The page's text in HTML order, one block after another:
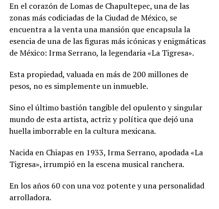
En el corazón de Lomas de Chapultepec, una de las
zonas más codiciadas de la Ciudad de México, se
encuentra a la venta una mansión que encapsula la
esencia de una de las figuras más icónicas y enigmáticas
de México: Irma Serrano, la legendaria «La Tigresa».
Esta propiedad, valuada en más de 200 millones de
pesos, no es simplemente un inmueble.
Sino el último bastión tangible del opulento y singular
mundo de esta artista, actriz y política que dejó una
huella imborrable en la cultura mexicana.
Nacida en Chiapas en 1933, Irma Serrano, apodada «La
Tigresa», irrumpió en la escena musical ranchera.
En los años 60 con una voz potente y una personalidad
arrolladora.